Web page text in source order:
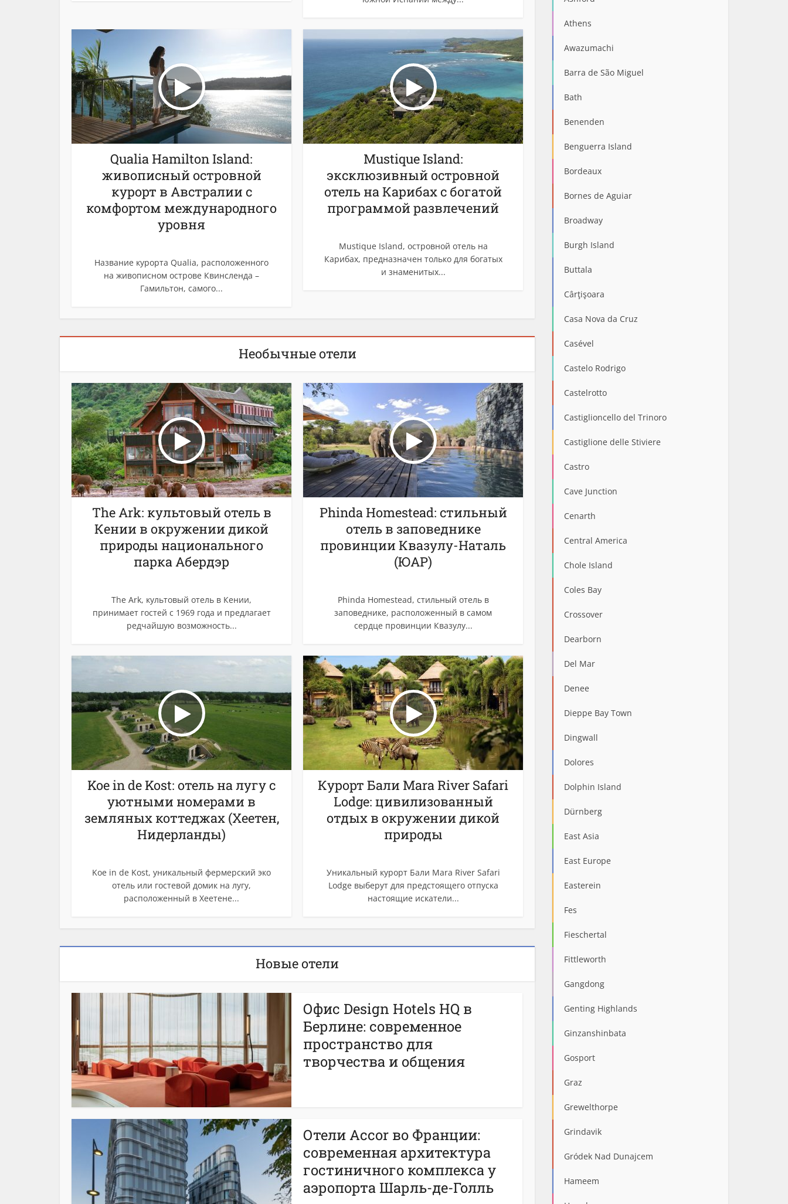
Qualia Hamilton Island:
живописный островной
курорт в Австралии с
комфортом международного
уровня
Название курорта Qualia, расположенного
на живописном острове Квинсленда –
Гамильтон, самого...
Mustique Island:
эксклюзивный островной
отель на Карибах с богатой
программой развлечений
Mustique Island, островной отель на
Карибах, предназначен только для богатых
и знаменитых...
Необычные отели
The Ark: культовый отель в
Кении в окружении дикой
природы национального
парка Абердэр
The Ark, культовый отель в Кении,
принимает гостей с 1969 года и предлагает
редчайшую возможность...
Phinda Homestead: стильный
отель в заповеднике
провинции Квазулу-Наталь
(ЮАР)
Phinda Homestead, стильный отель в
заповеднике, расположенный в самом
сердце провинции Квазулу...
Koe in de Kost: отель на лугу с
уютными номерами в
земляных коттеджах (Хеетен,
Нидерланды)
Koe in de Kost, уникальный фермерский эко
отель или гостевой домик на лугу,
расположенный в Хеетене...
Курорт Бали Mara River Safari
Lodge: цивилизованный
отдых в окружении дикой
природы
Уникальный курорт Бали Mara River Safari
Lodge выберут для предстоящего отпуска
настоящие искатели...
Новые отели
Офис Design Hotels HQ в
Берлине: современное
пространство для
творчества и общения
Отели Accor во Франции:
современная архитектура
гостиничного комплекса у
аэропорта Шарль-де-Голль
Athens
Awazumachi
Barra de São Miguel
Bath
Benenden
Benguerra Island
Bordeaux
Bornes de Aguiar
Broadway
Burgh Island
Buttala
Cârţişoara
Casa Nova da Cruz
Casével
Castelo Rodrigo
Castelrotto
Castiglioncello del Trinoro
Castiglione delle Stiviere
Castro
Cave Junction
Cenarth
Central America
Chole Island
Coles Bay
Crossover
Dearborn
Del Mar
Denee
Dieppe Bay Town
Dingwall
Dolores
Dolphin Island
Dürnberg
East Asia
East Europe
Easterein
Fes
Fieschertal
Fittleworth
Gangdong
Genting Highlands
Ginzanshinbata
Gosport
Graz
Grewelthorpe
Grindavik
Gródek Nad Dunajcem
Hameem